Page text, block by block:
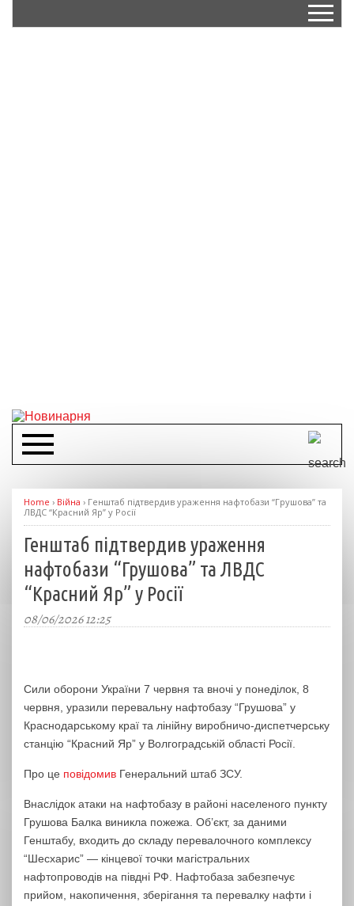
Home › Війна › Генштаб підтвердив ураження нафтобази “Грушова” та
ЛВДС “Красний Яр” у Росії
Генштаб підтвердив ураження
нафтобази “Грушова” та ЛВДС
“Красний Яр” у Росії
08/06/2026 12:25
Сили оборони України 7 червня та вночі у понеділок, 8
червня, уразили перевальну нафтобазу “Грушова” у
Краснодарському краї та лінійну виробничо-диспетчерську
станцію “Красний Яр” у Волгоградській області Росії.
Про це повідомив Генеральний штаб ЗСУ.
Внаслідок атаки на нафтобазу в районі населеного пункту
Грушова Балка виникла пожежа. Об’єкт, за даними
Генштабу, входить до складу перевалочного комплексу
“Шесхарис” — кінцевої точки магістральних
нафтопроводів на півдні РФ. Нафтобаза забезпечує
прийом, накопичення, зберігання та перевалку нафти і